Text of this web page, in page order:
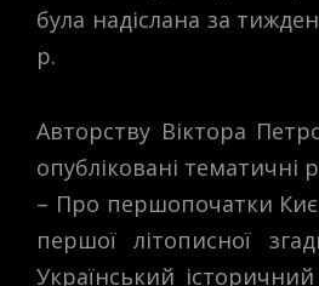
була надіслана за
р.
Авторству Віктора
опубліковані тематичні
– Про першопочатки
першої літописної
Український